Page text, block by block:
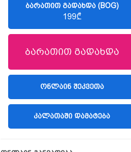
ᲑᲐᲠᲐᲗᲘᲗ ᲒᲐᲓᲐᲮᲓᲐ (BOG)
199₾
ბარათით გადახდა
(LIBERTY)
ᲝᲜᲚᲐᲘᲜ ᲨᲔᲙᲕᲔᲗᲐ
ᲙᲐᲚᲐᲗᲐᲨᲘ ᲓᲐᲛᲐᲢᲔᲑᲐ